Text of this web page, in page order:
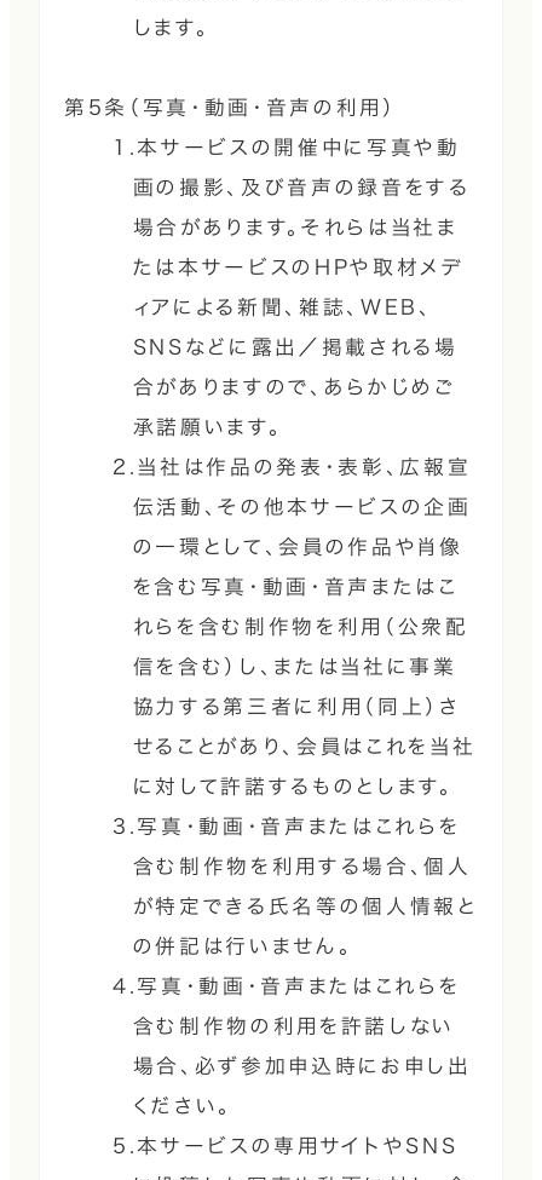
します。
第5条（写真・動画・音声の利用）
1.本サービスの開催中に写真や動
画の撮影、及び音声の録音をする
場合があります。それらは当社ま
たは本サービスのHPや取材メデ
ィアによる新聞、雑誌、WEB、
SNSなどに露出／掲載される場
合がありますので、あらかじめご
承諾願います。
2.当社は作品の発表・表彰、広報宣
伝活動、その他本サービスの企画
の一環として、会員の作品や肖像
を含む写真・動画・音声またはこ
れらを含む制作物を利用（公衆配
信を含む）し、または当社に事業
協力する第三者に利用（同上）さ
せることがあり、会員はこれを当社
に対して許諾するものとします。
3.写真・動画・音声またはこれらを
含む制作物を利用する場合、個人
が特定できる氏名等の個人情報と
の併記は行いません。
4.写真・動画・音声またはこれらを
含む制作物の利用を許諾しない
場合、必ず参加申込時にお申し出
ください。
5.本サービスの専用サイトやSNS